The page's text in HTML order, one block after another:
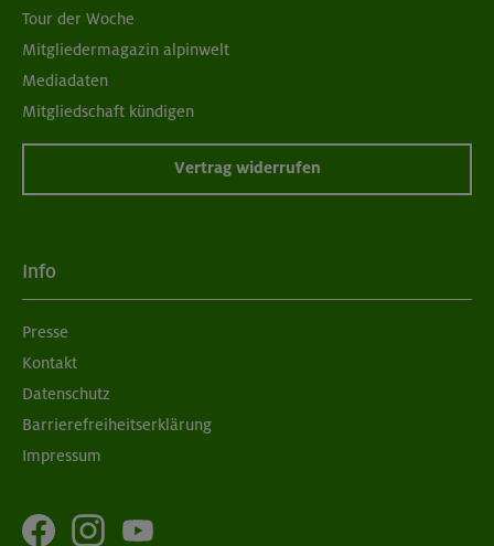
Tour der Woche
Mitgliedermagazin alpinwelt
Mediadaten
Mitgliedschaft kündigen
Vertrag widerrufen
Info
Presse
Kontakt
Datenschutz
Barrierefreiheitserklärung
Impressum